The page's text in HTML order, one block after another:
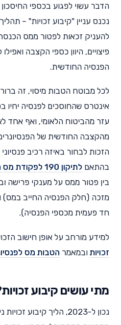
הדבר עשוי לפגוע בכספי
נכנס עניין "קיבוע זכויות" –
להעניק זכאות לפטור ממס
פיצויים, היוון כספי הקצבה
הפנסיה החודשית.
לכל מבוטח הטבות מיסוי, זה
אינטרס שהחוסכים לפנסיה יחיו
עזר מהביטוח הלאומי, ואף אחד
מהקצבה החודשית של
הזכות לבחור באיזה רכיב
בהתאם לתיקון 190 לפקודת מס הכנסה
בין פטור ממס על מענקי פרישה
מזכה (חלק הפנסיה החייב במס)
חד פעמית מכספי הפנסיה).
למידע מורחב על אופן חישוב
זכויות ובמאמר הטבות מס
מתי עושים קיבוע
נכון ל-2023, הליך קיבוע